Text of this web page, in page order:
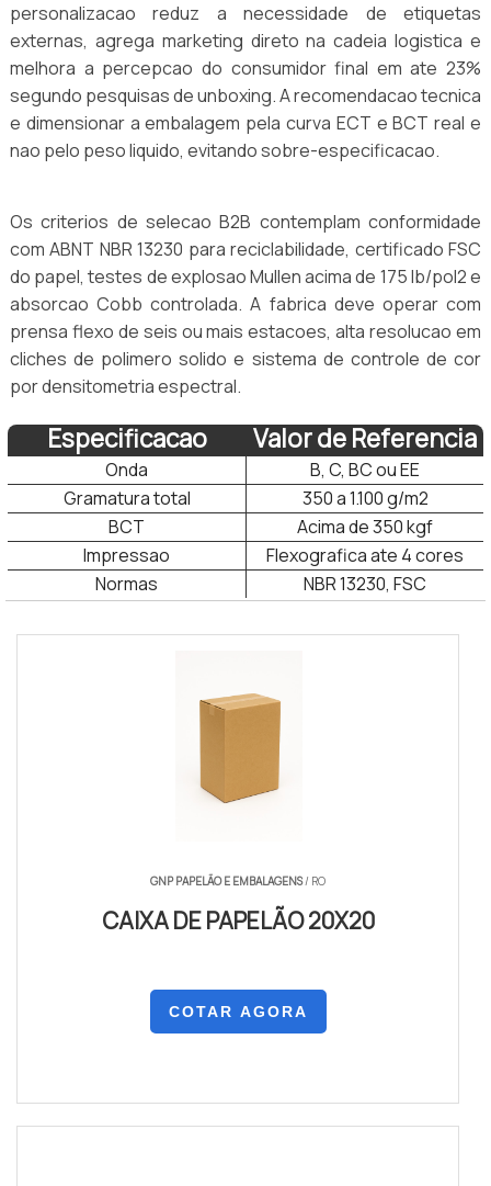
personalizacao reduz a necessidade de etiquetas
externas, agrega marketing direto na cadeia logistica e
melhora a percepcao do consumidor final em ate 23%
segundo pesquisas de unboxing. A recomendacao tecnica
e dimensionar a embalagem pela curva ECT e BCT real e
nao pelo peso liquido, evitando sobre-especificacao.
Os criterios de selecao B2B contemplam conformidade
com ABNT NBR 13230 para reciclabilidade, certificado FSC
do papel, testes de explosao Mullen acima de 175 lb/pol2 e
absorcao Cobb controlada. A fabrica deve operar com
prensa flexo de seis ou mais estacoes, alta resolucao em
cliches de polimero solido e sistema de controle de cor
por densitometria espectral.
Especificacao Valor de Referencia
Onda
B, C, BC ou EE
Gramatura total
350 a 1.100 g/m2
BCT
Acima de 350 kgf
Impressao
Flexografica ate 4 cores
Normas
NBR 13230, FSC
GNP PAPELÃO E EMBALAGENS/ RO
CAIXA DE PAPELÃO 20X20
COTAR AGORA